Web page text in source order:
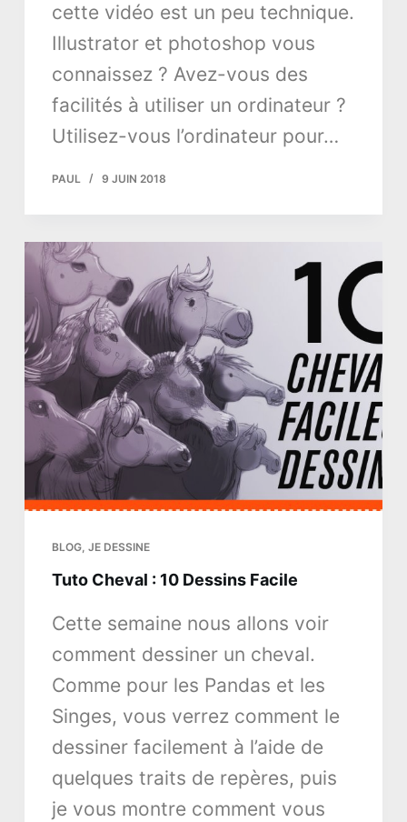
cette vidéo est un peu technique.
Illustrator et photoshop vous
connaissez ? Avez-vous des
facilités à utiliser un ordinateur ?
Utilisez-vous l’ordinateur pour…
PAUL 9 JUIN 2018
BLOG, JE DESSINE
Tuto Cheval : 10 Dessins Facile
Cette semaine nous allons voir
comment dessiner un cheval.
Comme pour les Pandas et les
Singes, vous verrez comment le
dessiner facilement à l’aide de
quelques traits de repères, puis
je vous montre comment vous